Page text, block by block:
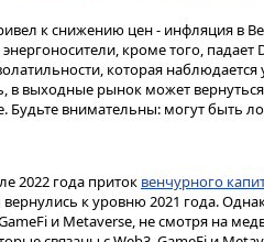
к снижению цен - инфляция в
кроме того, падает
которая наблюдается
выходные рынок может
Будьте внимательны: могут быть
2022 года приток венчурного
к уровню 2021 года.
и Metaverse, не смотря на